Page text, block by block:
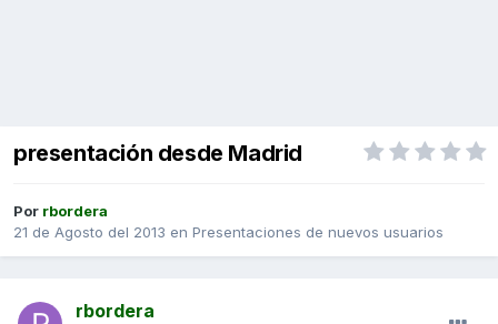
presentación desde Madrid
Por rbordera
21 de Agosto del 2013 en Presentaciones de nuevos usuarios
rbordera